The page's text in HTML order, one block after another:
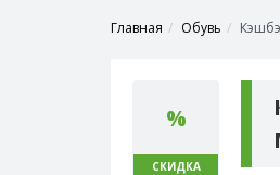
Главная Обувь
%
СКИДКА